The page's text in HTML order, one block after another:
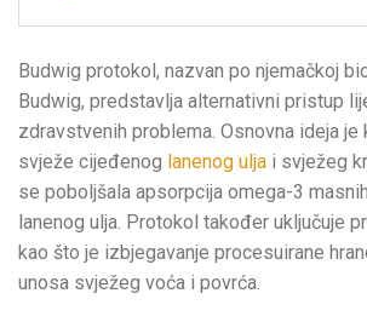
Budwig protokol, nazvan po njemačkoj
Budwig, predstavlja alternativni pristup
zdravstvenih problema. Osnovna ideja je
svježe cijeđenog lanenog ulja i svježeg
se poboljšala apsorpcija omega-3
lanenog ulja. Protokol također uključuje
kao što je izbjegavanje procesuirane
unosa svježeg voća i povrća.